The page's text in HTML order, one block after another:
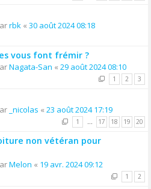
rbk « 30 août 2024 08:18
vous font frémir ?
Nagata-San « 29 août 2024 08:10
1 2 3
_nicolas « 23 août 2024 17:19
1 … 17 18 19 20
non vétéran pour
Melon « 19 avr. 2024 09:12
1 2